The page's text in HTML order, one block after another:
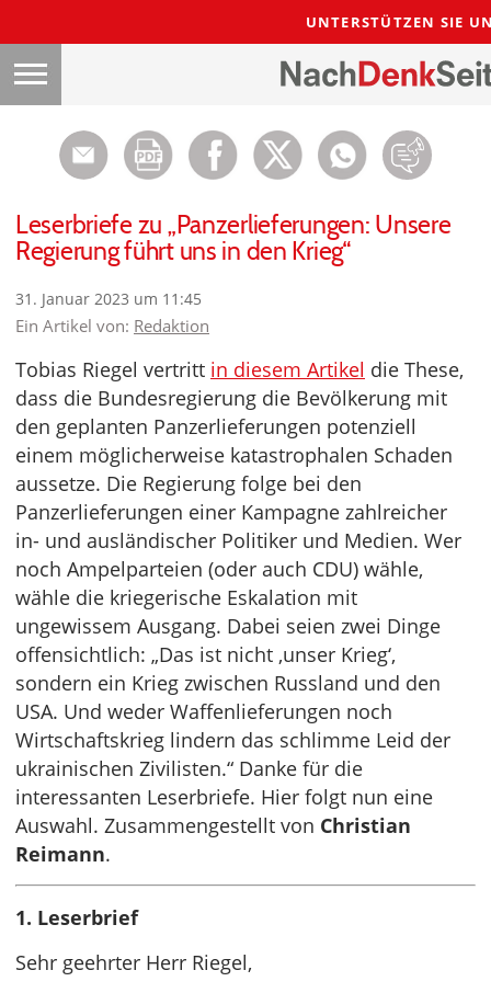
UNTERSTÜTZEN SIE
Leserbriefe zu „Panzerlieferungen: Unsere
Regierung führt uns in den Krieg“
31. Januar 2023 um 11:45
Ein Artikel von: Redaktion
Tobias Riegel vertritt in diesem Artikel die These,
dass die Bundesregierung die Bevölkerung mit
den geplanten Panzerlieferungen potenziell
einem möglicherweise katastrophalen Schaden
aussetze. Die Regierung folge bei den
Panzerlieferungen einer Kampagne zahlreicher
in- und ausländischer Politiker und Medien. Wer
noch Ampelparteien (oder auch CDU) wähle,
wähle die kriegerische Eskalation mit
ungewissem Ausgang. Dabei seien zwei Dinge
offensichtlich: „Das ist nicht ‚unser Krieg‘,
sondern ein Krieg zwischen Russland und den
USA. Und weder Waffenlieferungen noch
Wirtschaftskrieg lindern das schlimme Leid der
ukrainischen Zivilisten.“ Danke für die
interessanten Leserbriefe. Hier folgt nun eine
Auswahl. Zusammengestellt von Christian
Reimann.
1. Leserbrief
Sehr geehrter Herr Riegel,